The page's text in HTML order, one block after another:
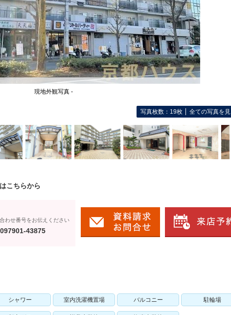
現地外観写真 -
写真枚数：19枚 全ての写真を
こちらから
わせ番号をお伝えください
43875
シャワー 室内洗濯機置場 バルコニー 駐輪場